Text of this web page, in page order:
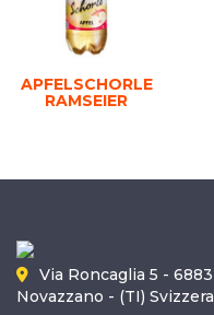
APFELSCHORLE
RAMSEIER
Via Roncaglia 5 - 6883
Novazzano - (TI) Svizzera